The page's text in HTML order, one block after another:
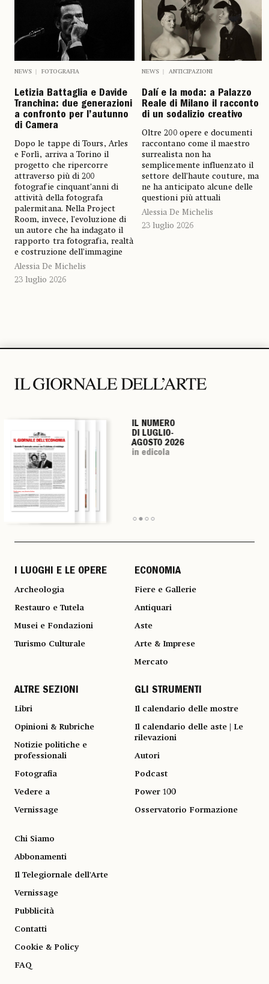
NEWS FOTOGRAFIA
Letizia Battaglia e Davide
Tranchina: due generazioni
a confronto per l’autunno
di Camera
Dopo le tappe di Tours, Arles
e Forlì, arriva a Torino il
progetto che ripercorre
attraverso più di 200
fotografie cinquant’anni di
attività della fotografa
palermitana. Nella Project
Room, invece, l’evoluzione di
un autore che ha indagato il
rapporto tra fotografia, realtà
e costruzione dell’immagine
Alessia De Michelis
23 luglio 2026
NEWS ANTICIPAZIONI
Dalí e la moda: a Palazzo
Reale di Milano il racconto
di un sodalizio creativo
Oltre 200 opere e documenti
raccontano come il maestro
surrealista non ha
semplicemente influenzato il
settore dell’haute couture, ma
ne ha anticipato alcune delle
questioni più attuali
Alessia De Michelis
23 luglio 2026
IL NUMERO
DI LUGLIO-
AGOSTO 2026
in edicola
IL NUMERO
DI LUGLIO-
AGOSTO 2026
in edicola
IL NUMERO
DI LUGLIO-
AGOSTO 2026
in edicola
IL NUMERO
DI LUGLIO-
AGOSTO 2026
in edicola
I LUOGHI E LE OPERE
Archeologia
Restauro e Tutela
Musei e Fondazioni
Turismo Culturale
ECONOMIA
Fiere e Gallerie
Antiquari
Aste
Arte & Imprese
Mercato
ALTRE SEZIONI
Libri
Opinioni & Rubriche
Notizie politiche e
professionali
Fotografia
Vedere a
Vernissage
GLI STRUMENTI
Il calendario delle mostre
Il calendario delle aste | Le
rilevazioni
Autori
Podcast
Power 100
Osservatorio Formazione
Chi Siamo
Abbonamenti
Il Telegiornale dell'Arte
Vernissage
Pubblicità
Contatti
Cookie & Policy
FAQ